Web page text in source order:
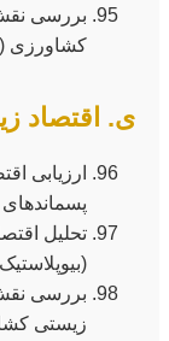
بررسی
کشاورزی
ی. اقتصاد
ارزیابی
تحلیل
بررسی
زیستی